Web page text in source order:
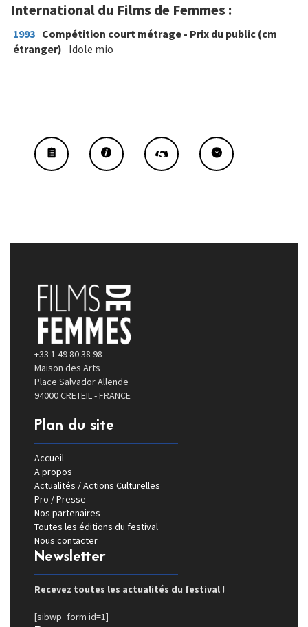
International du Films de Femmes :
1993 Compétition court métrage - Prix du public (cm
étranger) Idole mio
+33 1 49 80 38 98
Maison des Arts
Place Salvador Allende
94000 CRETEIL - FRANCE
Plan du site
Accueil
A propos
Actualités / Actions Culturelles
Pro / Presse
Nos partenaires
Toutes les éditions du festival
Nous contacter
Newsletter
Recevez toutes les actualités du festival !
[sibwp_form id=1]